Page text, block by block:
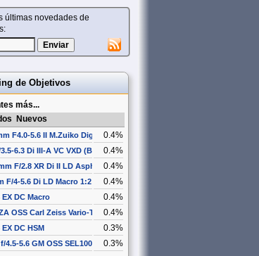
últimas novedades de
de Objetivos
más...
Nuevos
F4.0-5.6 II M.Zuiko Digital0.4%
6.3 Di III-A VC VXD (B061)0.4%
F/2.8 XR Di II LD Aspherical [IF]
0.4%
F/4-5.6 Di LD Macro 1:2 0.4%
DC Macro 0.4%
OSS Carl Zeiss Vario-Tessar T* SEL1670Z
0.4%
DC HSM 0.3%
4.5-5.6 GM OSS SEL100400GM
0.3%